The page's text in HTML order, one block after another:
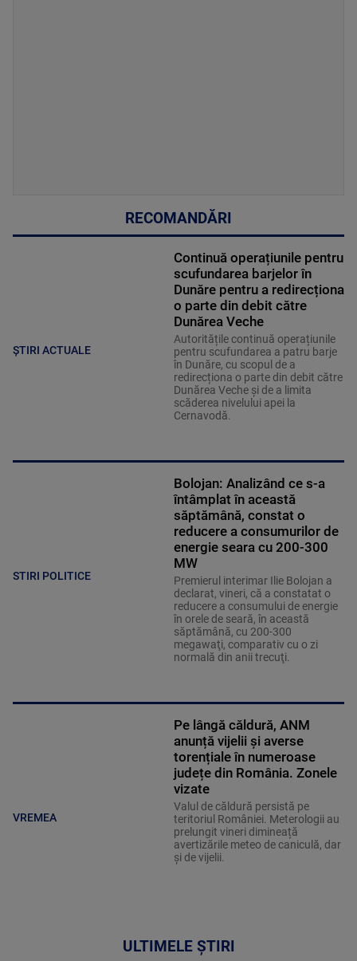
RECOMANDĂRI
ȘTIRI ACTUALE
Continuă operațiunile pentru
scufundarea barjelor în
Dunăre pentru a redirecționa
o parte din debit către
Dunărea Veche
Autoritățile continuă operațiunile
pentru scufundarea a patru barje
în Dunăre, cu scopul de a
redirecționa o parte din debit către
Dunărea Veche și de a limita
scăderea nivelului apei la
Cernavodă.
STIRI POLITICE
Bolojan: Analizând ce s-a
întâmplat în această
săptămână, constat o
reducere a consumurilor de
energie seara cu 200-300
MW
Premierul interimar Ilie Bolojan a
declarat, vineri, că a constatat o
reducere a consumului de energie
în orele de seară, în această
săptămână, cu 200-300
megawaţi, comparativ cu o zi
normală din anii trecuţi.
VREMEA
Pe lângă căldură, ANM
anunță vijelii și averse
torențiale în numeroase
județe din România. Zonele
vizate
Valul de căldură persistă pe
teritoriul României. Meterologii au
prelungit vineri dimineață
avertizările meteo de caniculă, dar
și de vijelii.
ULTIMELE ȘTIRI